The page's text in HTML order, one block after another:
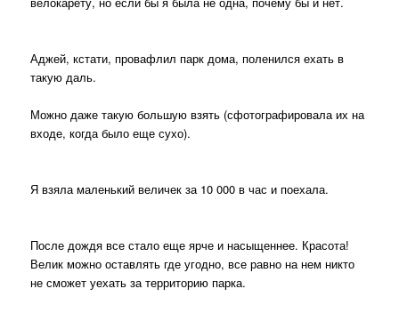
Аджей, кстати, провафлил парк дома, поленился ехать в
такую даль.
Можно даже такую большую взять (сфотографировала их на
входе, когда было еще сухо).
Я взяла маленький величек за 10 000 в час и поехала.
После дождя все стало еще ярче и насыщеннее. Красота!
Велик можно оставлять где угодно, все равно на нем никто
не сможет уехать за территорию парка.